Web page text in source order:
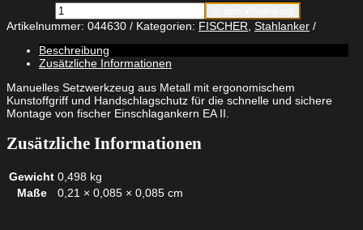
fischer
Setzwerkzeug
EHS
M6
x
25
/
30
plus
Artikelnummer: 044630 Kategorien: FISCHER Stahlanker
Beschreibung
Zusätzliche Informationen
Manuelles Setzwerkzeug aus Metall mit ergonomischem
Kunstoffgriff und Handschlagschutz für die schnelle und sichere
Montage von fischer Einschlagankern EA II.
Zusätzliche Informationen
Gewicht 0,498 kg
Maße
0,21 × 0,085 × 0,085 cm